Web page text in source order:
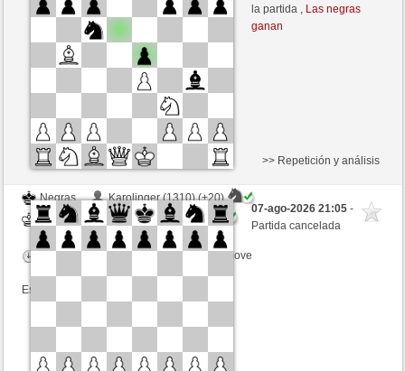
Tiempo: 15 minutes/side + 5 seconds/move
Esta partida es por puntos
la partida , Las negras
ganan
Negras
Karolinger (1310) (+20)
Blancas
tecnicle (1390) (-20)
Tiempo: 10 minutes/side + 8 seconds/move
Esta partida es por puntos
>> Repetición y análisis
07-ago-2026 21:05-
Partida cancelada